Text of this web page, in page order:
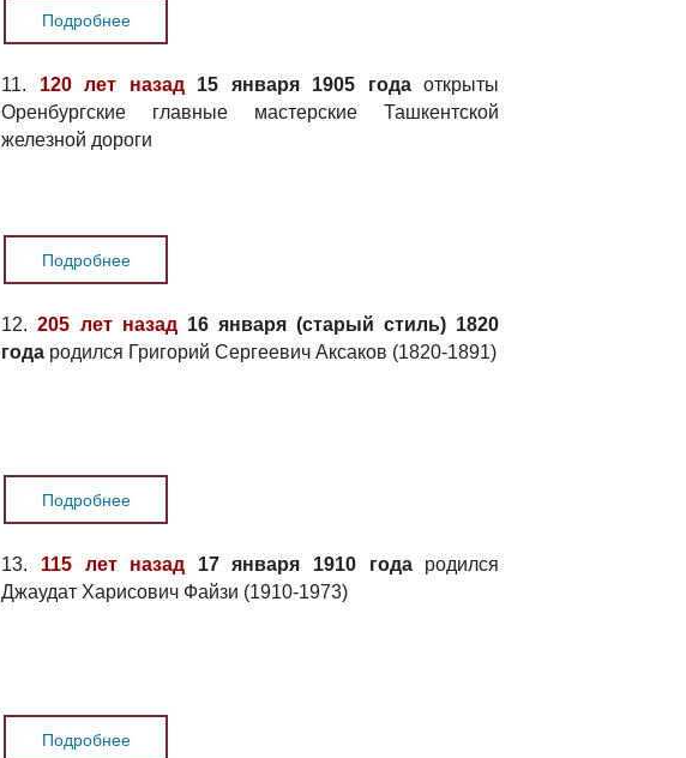
Подробнее
11. 120 лет назад15 января 1905 годаоткрыты
Оренбургские главные мастерские Ташкентской
железной дороги
Подробнее
12.205 лет назад16 января (старый стиль) 1820
года родился Григорий Сергеевич Аксаков (1820-1891)
Подробнее
13. 115 лет назад 17 января 1910 годародился
Джаудат Харисович Файзи (1910-1973)
Подробнее